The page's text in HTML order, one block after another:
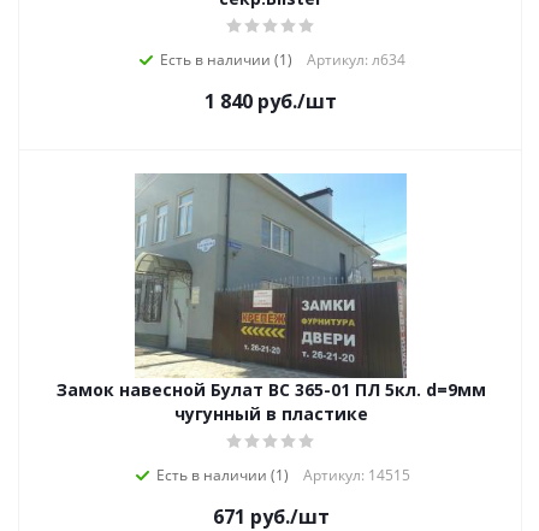
Есть в наличии (1) Артикул: л634
1 840 руб./шт
Замок навесной Булат ВС 365-01 ПЛ 5кл. d=9мм
чугунный в пластике
Есть в наличии (1) Артикул: 14515
671 руб./шт